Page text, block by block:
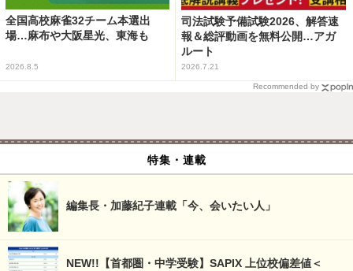
全国高校麻雀32チーム本選出
場…麻布や大阪星光、東海も
2026.8.5
司法試験予備試験2026、解答速
報＆総評動画を無料公開…アガ
ルート
2026.7.21
Recommended by
特集・連載
編集長・加藤紀子連載「今、会いたい人」
NEW!!【首都圏・中学受験】SAPIX 上位校偏差値＜